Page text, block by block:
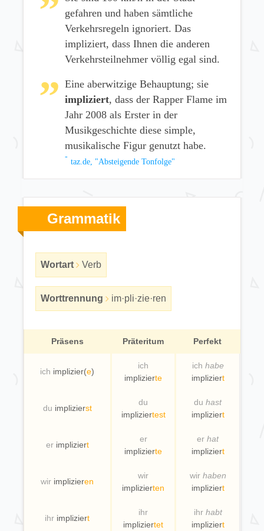
gefahren und haben sämtliche
Verkehrsregeln ignoriert. Das
impliziert, dass Ihnen die anderen
Verkehrsteilnehmer völlig egal sind.
Eine aberwitzige Behauptung; sie
impliziert, dass der Rapper Flame im
Jahr 2008 als Erster in der
Musikgeschichte diese simple,
musikalische Figur genutzt habe.
taz.de, "Absteigende Tonfolge"
Grammatik
Wortart Verb
Worttrennung im·pli·zie·ren
Präsens Präteritum Perfekt
ich implizier(e)
ich
implizierte
ich habe
impliziert
du implizierst
du
impliziertest
du hast
impliziert
erimpliziert
er
implizierte
er hat
impliziert
wir implizieren
wir
implizierten
wir haben
impliziert
ihr impliziert
ihr
impliziertet
ihr habt
impliziert